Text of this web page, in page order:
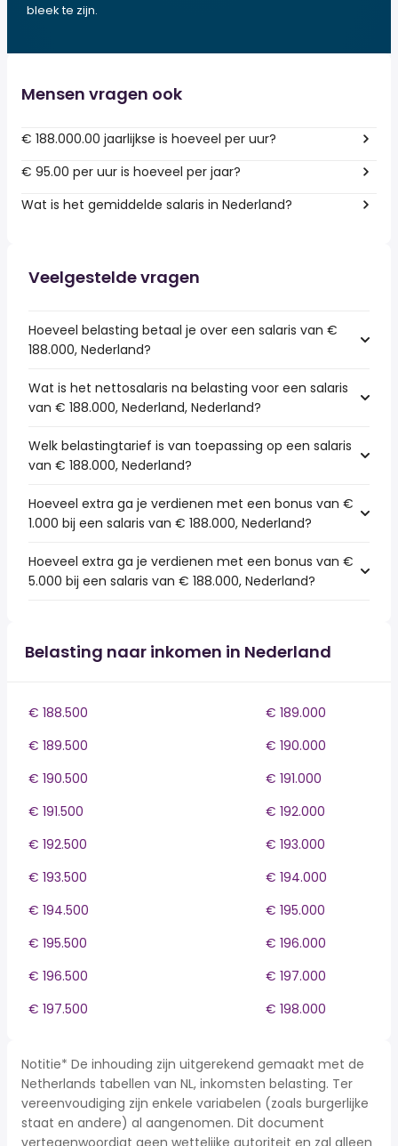
bleek te zijn.
Mensen vragen ook
€ 188.000.00 jaarlijkse is hoeveel per uur?
€ 95.00 per uur is hoeveel per jaar?
Wat is het gemiddelde salaris in Nederland?
Veelgestelde vragen
Hoeveel belasting betaal je over een salaris van €
188.000, Nederland?
Wat is het nettosalaris na belasting voor een salaris
van € 188.000, Nederland, Nederland?
Welk belastingtarief is van toepassing op een salaris
van € 188.000, Nederland?
Hoeveel extra ga je verdienen met een bonus van €
1.000 bij een salaris van € 188.000, Nederland?
Hoeveel extra ga je verdienen met een bonus van €
5.000 bij een salaris van € 188.000, Nederland?
Belasting naar inkomen in Nederland
€ 188.500
€ 189.000
€ 189.500
€ 190.000
€ 190.500
€ 191.000
€ 191.500
€ 192.000
€ 192.500
€ 193.000
€ 193.500
€ 194.000
€ 194.500
€ 195.000
€ 195.500
€ 196.000
€ 196.500
€ 197.000
€ 197.500
€ 198.000
Notitie* De inhouding zijn uitgerekend gemaakt met de
Netherlands tabellen van NL, inkomsten belasting. Ter
vereenvoudiging zijn enkele variabelen (zoals burgerlijke
staat en andere) al aangenomen. Dit document
vertegenwoordigt geen wettelijke autoriteit en zal alleen